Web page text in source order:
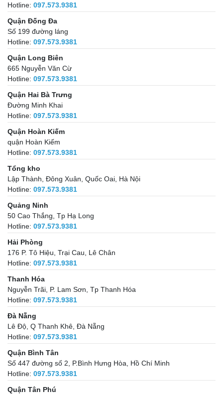
Hotline: 097.573.9381
Quận Đống Đa
Số 199 đường láng
Hotline: 097.573.9381
Quận Long Biên
665 Nguyễn Văn Cừ
Hotline: 097.573.9381
Quận Hai Bà Trưng
Đường Minh Khai
Hotline: 097.573.9381
Quận Hoàn Kiếm
quận Hoàn Kiếm
Hotline: 097.573.9381
Tổng kho
Lập Thành, Đông Xuân, Quốc Oai, Hà Nội
Hotline: 097.573.9381
Quảng Ninh
50 Cao Thắng, Tp Hạ Long
Hotline: 097.573.9381
Hải Phòng
176 P. Tô Hiệu, Trại Cau, Lê Chân
Hotline: 097.573.9381
Thanh Hóa
Nguyễn Trãi, P. Lam Sơn, Tp Thanh Hóa
Hotline: 097.573.9381
Đà Nẵng
Lê Độ, Q Thanh Khê, Đà Nẵng
Hotline: 097.573.9381
Quận Bình Tân
Số 447 đường số 2, P.Bình Hưng Hòa, Hồ Chí Minh
Hotline: 097.573.9381
Quận Tân Phú